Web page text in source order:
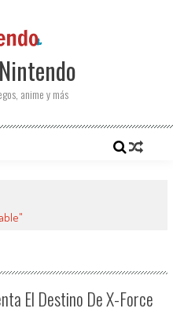
anime y más
El Destino De X-Force